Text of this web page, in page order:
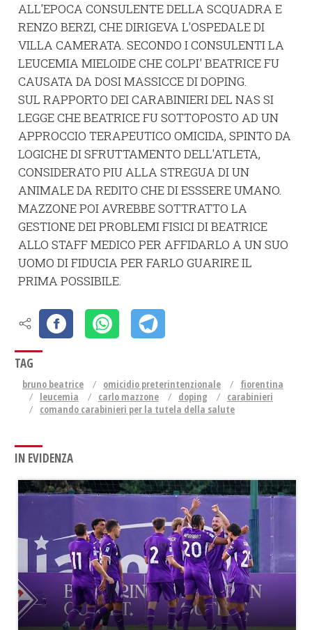
ALL'EPOCA CONSULENTE DELLA SCQUADRA E
RENZO BERZI, CHE DIRIGEVA L'OSPEDALE DI
VILLA CAMERATA. SECONDO I CONSULENTI LA
LEUCEMIA MIELOIDE CHE COLPI' BEATRICE FU
CAUSATA DA DOSI MASSICCE DI DOPING.
SUL RAPPORTO DEI CARABINIERI DEL NAS SI
LEGGE CHE BEATRICE FU SOTTOPOSTO AD UN
APPROCCIO TERAPEUTICO OMICIDA, SPINTO DA
LOGICHE DI SFRUTTAMENTO DELL'ATLETA,
CONSIDERATO PIU ALLA STREGUA DI UN
ANIMALE DA REDITO CHE DI ESSSERE UMANO.
MAZZONE POI AVREBBE SOTTRATTO LA
GESTIONE DEI PROBLEMI FISICI DI BEATRICE
ALLO STAFF MEDICO PER AFFIDARLO A UN SUO
UOMO DI FIDUCIA PER FARLO GUARIRE IL
PRIMA POSSIBILE.
TAG
bruno beatrice omicidio preterintenzionale
fiorentina
leucemia
carlo mazzone doping
carabinieri
comando carabinieri per la tutela della salute
IN EVIDENZA